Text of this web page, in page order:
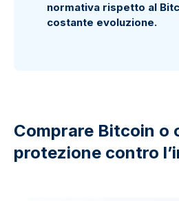
normativa rispetto al
costante evoluzione.
Comprare Bitcoin o
protezione contro